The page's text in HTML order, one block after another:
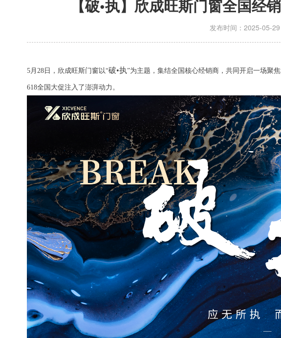
【破•执】欣成旺斯门窗全国
发布时间：2025-05-
5月28日，欣成旺斯门窗以“破•执 ”为主题，集结全国核心经销商，共同开启一场聚
618全国大促注入了澎湃动力 。